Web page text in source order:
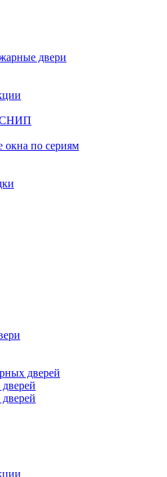
двери
СНИП
окна по сериям
дверей